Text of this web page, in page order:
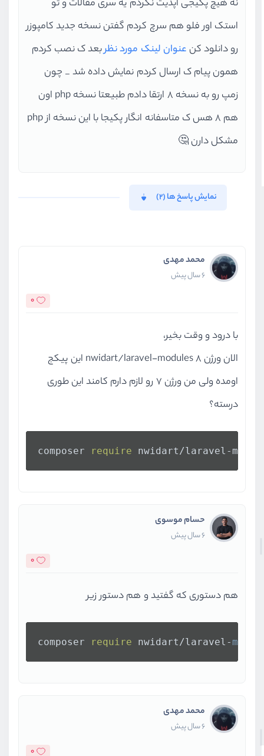
نه هیچ پکیجی اپدیت نکردم یه سری مقالات و تو
استک اور فلو هم سرچ کردم گفتن نسخه جدید کامپوزر
رو دانلود کن عنوان لینک مورد نظربعد ک نصب کردم
همون پیام ک ارسال کردم نمایش داده شد _ چون
زمپ رو به نسخه 8 ارتقا دادم طبیعتا نسخه php اون
هم 8 هس ک متاسفانه انگار پکیجا با این نسخه از php
مشکل دارن 🤔
نمایش پاسخ ها (2)
محمد مهدی
6 سال پیش
0
با درود و وقت بخیر،
الان ورژن 8 nwidart/laravel-modules این پیکج
اومده ولی من ورژن 7 رو لازم دارم کامند این طوری
درسته؟
composer require nwidart/laravel-
حسام موسوی
6 سال پیش
0
هم دستوری که گفتید و هم دستور زیر
composer require nwidart/laravel-
محمد مهدی
6 سال پیش
0